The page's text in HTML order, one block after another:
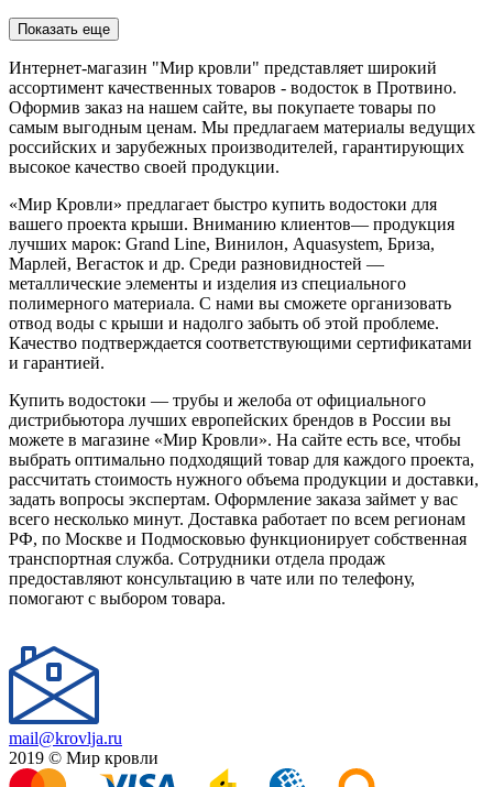
Показать еще
Интернет-магазин "Мир кровли" представляет широкий
ассортимент качественных товаров - водосток в Протвино.
Оформив заказ на нашем сайте, вы покупаете товары по
самым выгодным ценам. Мы предлагаем материалы ведущих
российских и зарубежных производителей, гарантирующих
высокое качество своей продукции.
«Мир Кровли» предлагает быстро купить водостоки для
вашего проекта крыши. Вниманию клиентов— продукция
лучших марок: Grand Line, Винилон, Aquasystem, Бриза,
Марлей, Вегасток и др. Среди разновидностей —
металлические элементы и изделия из специального
полимерного материала. С нами вы сможете организовать
отвод воды с крыши и надолго забыть об этой проблеме.
Качество подтверждается соответствующими сертификатами
и гарантией.
Купить водостоки — трубы и желоба от официального
дистрибьютора лучших европейских брендов в России вы
можете в магазине «Мир Кровли». На сайте есть все, чтобы
выбрать оптимально подходящий товар для каждого проекта,
рассчитать стоимость нужного объема продукции и доставки,
задать вопросы экспертам. Оформление заказа займет у вас
всего несколько минут. Доставка работает по всем регионам
РФ, по Москве и Подмосковью функционирует собственная
транспортная служба. Сотрудники отдела продаж
предоставляют консультацию в чате или по телефону,
помогают с выбором товара.
mail@krovlja.ru
2019 © Мир кровли